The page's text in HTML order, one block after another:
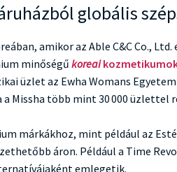
globális
amikor az Able C&C Co.,
minőségű koreai
üzlet az Ewha Womans
Missha több mint 30 000 üzlettel
márkákhoz, mint például az
áron. Például a Time
emlegetik.